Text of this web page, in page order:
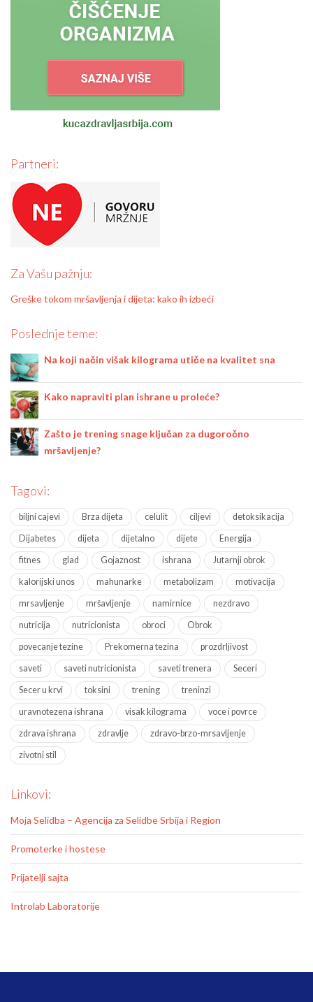
Partneri:
Za Vašu pažnju:
Greške tokom mršavljenja i dijeta: kako ih izbeći
Poslednje teme:
Na koji način višak kilograma utiče na kvalitet sna
Kako napraviti plan ishrane u proleće?
Zašto je trening snage ključan za dugoročno
mršavljenje?
Tagovi:
biljni cajevi Brza dijeta celulit ciljevi detoksikacija
Dijabetes dijeta dijetalno dijete Energija
fitnes glad Gojaznost ishrana Jutarnji obrok
kalorijski unos mahunarke metabolizam motivacija
mrsavljenje mršavljenje namirnice nezdravo
nutricija nutricionista obroci Obrok
povecanje tezine Prekomerna tezina prozdrljivost
saveti saveti nutricionista saveti trenera Seceri
Secer u krvi toksini trening treninzi
uravnotezena ishrana visak kilograma voce i povrce
zdrava ishrana zdravlje zdravo-brzo-mrsavljenje
zivotni stil
Linkovi:
Moja Selidba – Agencija za Selidbe Srbija i Region
Promoterke i hostese
Prijatelji sajta
Introlab Laboratorije